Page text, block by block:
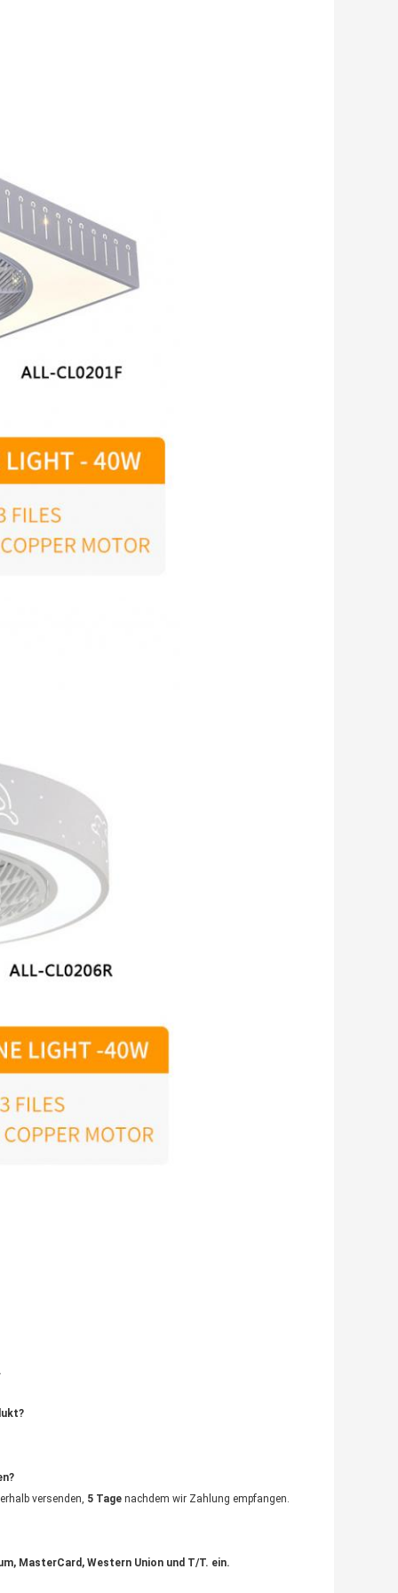
.
versenden, 5 Tage nachdem wir Zahlung empfangen.
MasterCard, Western Union und T/T. ein.